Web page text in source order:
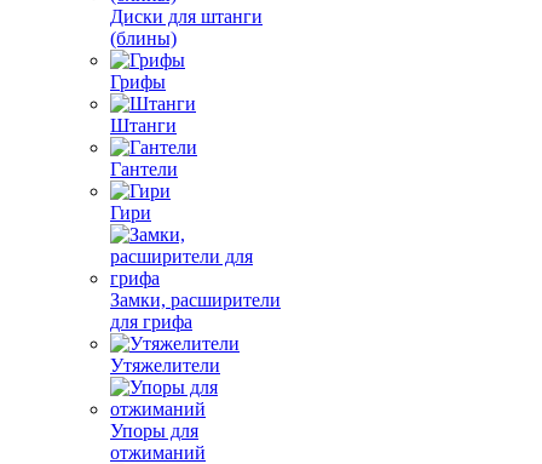
Диски для штанги
(блины)
Грифы
Штанги
Гантели
Гири
Замки, расширители
для грифа
Утяжелители
Упоры для
отжиманий